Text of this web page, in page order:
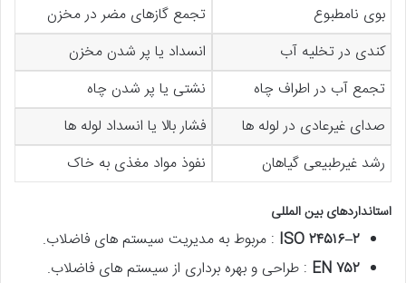
بوی نامطبوع
تجمع گازهای مضر در مخزن
کندی در تخلیه آب
انسداد یا پر شدن مخزن
تجمع آب در اطراف چاه
نشتی یا پر شدن چاه
صدای غیرعادی در لوله ها
فشار بالا یا انسداد لوله ها
رشد غیرطبیعی گیاهان
نفوذ مواد مغذی به خاک
استانداردهای بین المللی
ISO۲۴۵۱۶–۲
: مربوط به مدیریت سیستم های فاضلاب.
EN۷۵۲
: طراحی و بهره برداری از سیستم های فاضلاب.